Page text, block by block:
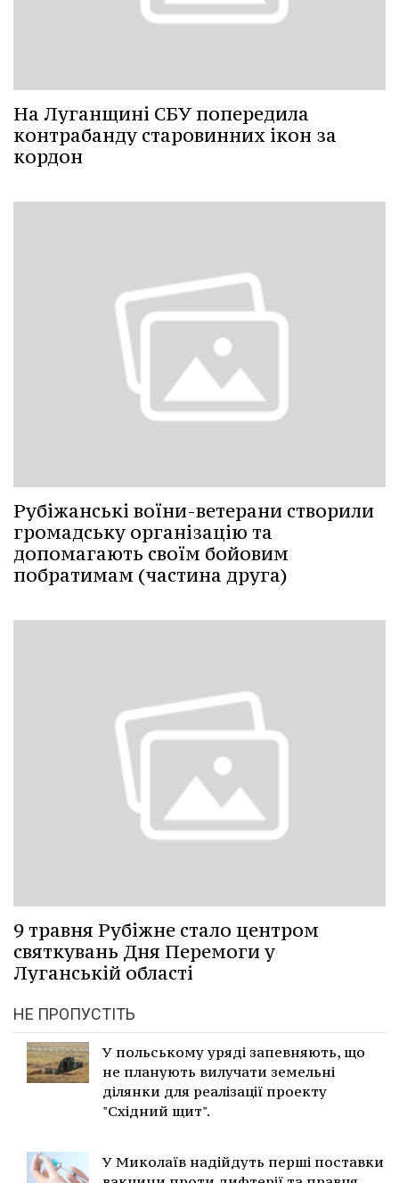
На Луганщині СБУ попередила
контрабанду старовинних ікон за
кордон
Рубіжанські воїни-ветерани створили
громадську організацію та
допомагають своїм бойовим
побратимам (частина друга)
9 травня Рубіжне стало центром
святкувань Дня Перемоги у
Луганській області
НЕ ПРОПУСТІТЬ
У польському уряді запевняють, що
не планують вилучати земельні
ділянки для реалізації проекту
"Східний щит".
У Миколаїв надійдуть перші поставки